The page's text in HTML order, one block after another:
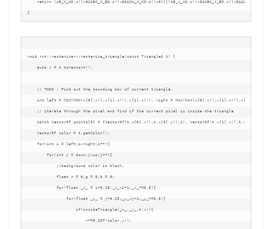
return
void rst::rasterizer::rasterize_triangle(const Triangle& t) {
    auto v = t.toVector4();
    // TODO : Find out the bounding box of current triangle.
int left = MIN(MIN(v[0].x(),v[1].x()),v[2].x()), right = MAX(MAX(v[0].x(),v[1].x()),v[2].x()),
    // iterate through the pixel and find if the current pixel is inside the triangle
const Vector3f points[3] = {Vector3f(t.v[0].x(),t.v[0].y(),1),
    Vector3f color = t.getColor();
    for(int i = left;i<right;i++){
        for(int j = down;j<up;j++){
            //background color is black;
            float r = 0,g = 0,b = 0;
            for(float _x_ = i+0.25;_x_<i+1;_x_+=0.5){
                for(float _y_ = j+0.25;_y_<j+1;_y_+=0.5){
                    if(insideTriangle(_x_,_y_,t.v)){
                        r+=0.25f*color.x();